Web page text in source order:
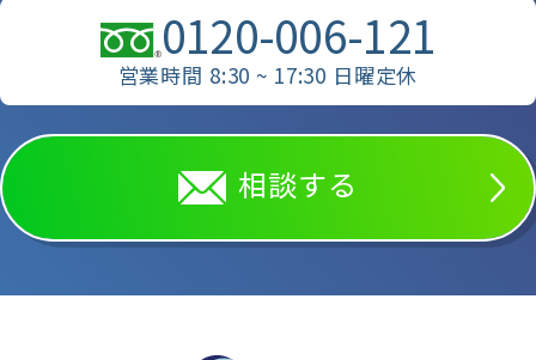
0120-006-121
営業時間 8:30 ~ 17:30 日曜定休
相談する